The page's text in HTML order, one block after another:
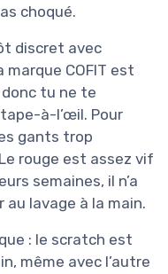
choqué.
discret avec
marque COFIT est
tu ne te
à-l’œil. Pour
gants trop
rouge est assez vif
semaines, il n’a
lavage à la main.
: le scratch est
même avec l’autre